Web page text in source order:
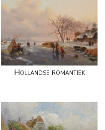
Hollandse romantiek